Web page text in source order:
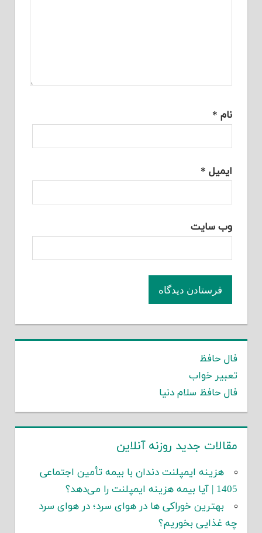
نام *
ایمیل *
وب‌ سایت
فال حافظ
تعبیر خواب
فال حافظ سلام دنیا
مقالات جدید روزنه آنلاین
هزینه ایمپلنت دندان با بیمه تأمین اجتماعی
1405 | آیا بیمه هزینه ایمپلنت را می‌دهد؟
بهترین خوراکی ها در هوای سرد؛ در هوای سرد
چه غذایی بخوریم؟